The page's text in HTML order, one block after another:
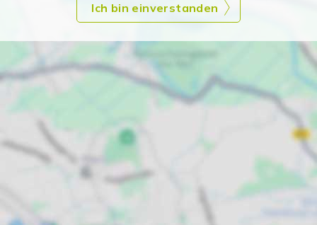
Ich bin einverstanden